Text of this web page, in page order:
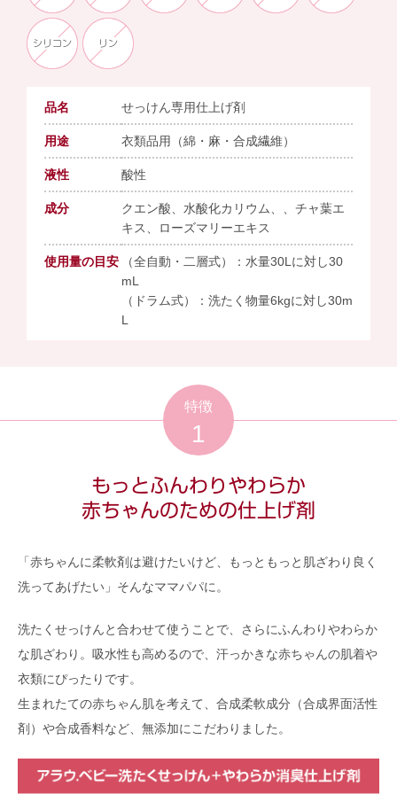
シリコン リン
品名 せっけん専用仕上げ剤
用途 衣類品用（綿・麻・合成繊維）
液性 酸性
成分
クエン酸、水酸化カリウム、、チャ葉エ
キス、ローズマリーエキス
使用量の目安
（全自動・二層式）：水量30Lに対し30
mL
（ドラム式）：洗たく物量6kgに対し30m
L
特徴
1
もっとふんわりやわらか
赤ちゃんのための仕上げ剤
「赤ちゃんに柔軟剤は避けたいけど、もっともっと肌ざわり良く
洗ってあげたい」そんなママパパに。
洗たくせっけんと合わせて使うことで、さらにふんわりやわらか
な肌ざわり。吸水性も高めるので、汗っかきな赤ちゃんの肌着や
衣類にぴったりです。
生まれたての赤ちゃん肌を考えて、合成柔軟成分（合成界面活性
剤）や合成香料など、無添加にこだわりました。